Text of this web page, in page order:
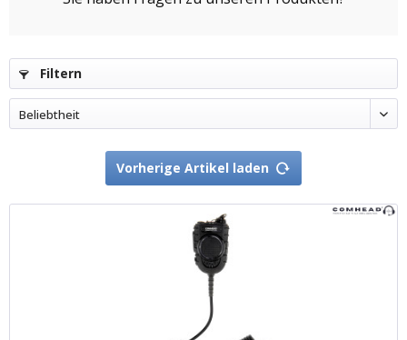
Filtern
Beliebtheit
Vorherige Artikel laden